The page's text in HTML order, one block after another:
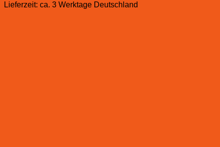
Lieferzeit: ca. 3 Werktage Deutschland